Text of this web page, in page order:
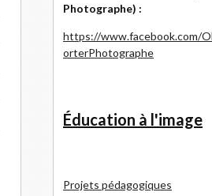
Photographe) :
https://www.facebook.com/
orterPhotographe
Éducation à l'image
Projets pédagogiques